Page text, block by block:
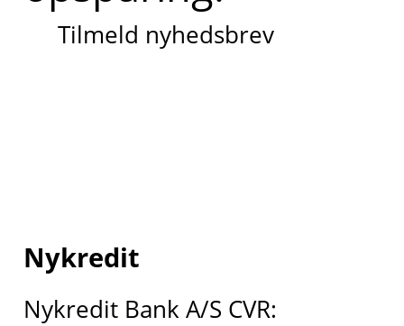
Tilmeld nyhedsbrev
Nykredit
Nykredit Bank A/S CVR: